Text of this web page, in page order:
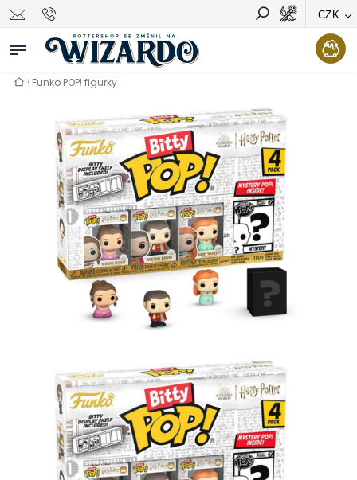
CZK
Vyhledávání Hledat
› Funko POP! figurky